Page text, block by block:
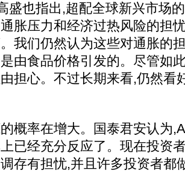
盛也指出,超配全球新兴市场
胀压力和经济过热风险的担
我们仍然认为这些对通胀的
由食品价格引发的。尽管如
担心。不过长期来看,仍然看
率在增大。国泰君安认为,A
已经充分反应了。现在投资
存有担忧,并且许多投资者都